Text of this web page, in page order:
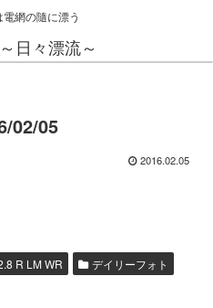
網の隨に漂う
日々漂流～
02/05
2016.02.05
R LM WR
デイリーフォト